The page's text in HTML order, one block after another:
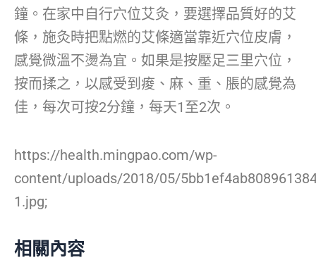
鐘。在家中自行穴位艾灸，要選擇品質好的艾
條，施灸時把點燃的艾條適當靠近穴位皮膚，
感覺微溫不燙為宜。如果是按壓足三里穴位，
按而揉之，以感受到痠、麻、重、脹的感覺為
佳，每次可按2分鐘，每天1至2次。
https://health.mingpao.com/wp-
content/uploads/2018/05/
1.jpg;
相關內容